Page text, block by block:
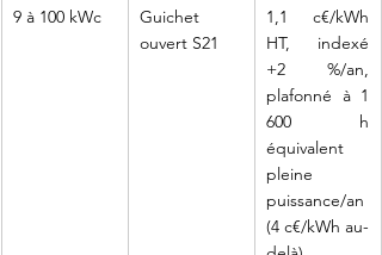
9 à 100 kWc
Guichet
ouvert S21
1,1 c€/kWh
HT, indexé
+2 %/an,
plafonné à 1
600 h
équivalent
pleine
puissance/an
(4 c€/kWh au-